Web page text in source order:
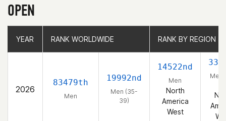
OPEN
YEAR RANK WORLDWIDE RANK BY REGION
2026
83479th
Men
19992nd
Men (35-
39)
14522nd
Men
North
America
West
Men
YEAR RANK WORLDWIDE RANK BY REGION